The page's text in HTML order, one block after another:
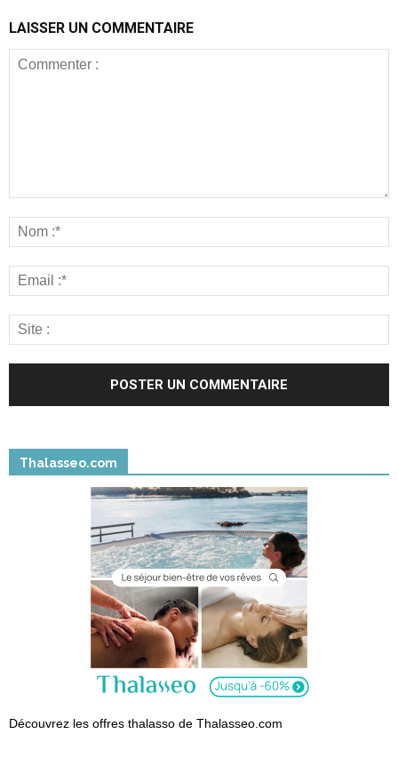
LAISSER UN COMMENTAIRE
Thalasseo.com
Découvrez les offres thalasso de Thalasseo.com